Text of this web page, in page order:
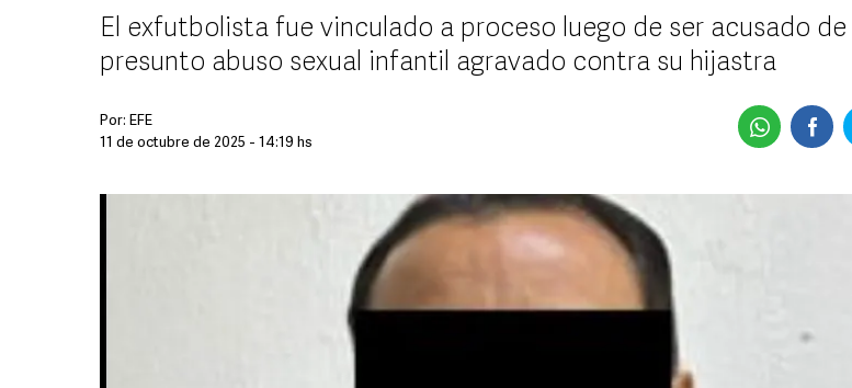
El exfutbolista fue vinculado a proceso luego de ser acusado de
presunto abuso sexual infantil agravado contra su hijastra
Por: EFE
11 de octubre de 2025 - 14:19 hs